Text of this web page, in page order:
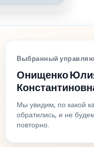
Выбранный
Онищенко
Мы увидим, по какой
обратились, и не
повторно.